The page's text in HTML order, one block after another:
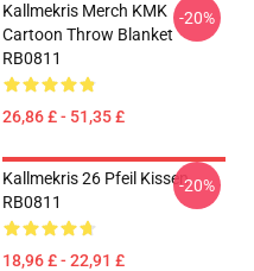
Kallmekris Merch KMK
Cartoon Throw Blanket
RB0811
26,86 £ - 51,35 £
-20%
Kallmekris 26 Pfeil Kissen
RB0811
18,96 £ - 22,91 £
-20%